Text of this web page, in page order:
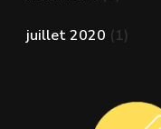
juillet 2020 (1)